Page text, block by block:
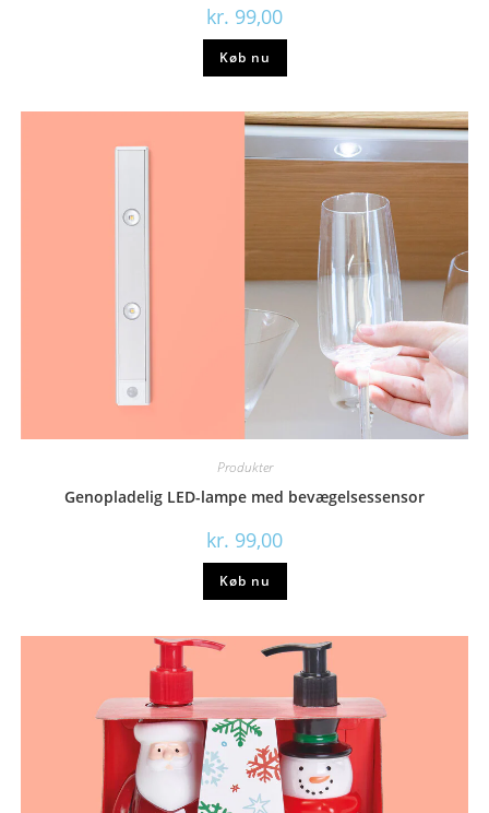
kr. 99,00
Køb nu
Produkter
Genopladelig LED-lampe med bevægelsessensor
kr. 99,00
Køb nu